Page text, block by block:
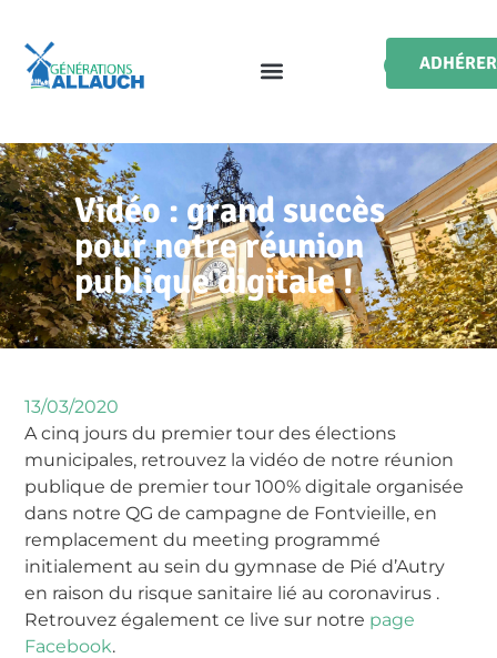
ADHÉRER
Vidéo : grand succès
pour notre réunion
publique digitale !
13/03/2020
A cinq jours du premier tour des élections
municipales, retrouvez la vidéo de notre réunion
publique de premier tour 100% digitale organisée
dans notre QG de campagne de Fontvieille, en
remplacement du meeting programmé
initialement au sein du gymnase de Pié d’Autry
en raison du risque sanitaire lié au coronavirus .
Retrouvez également ce live sur notre page
Facebook.